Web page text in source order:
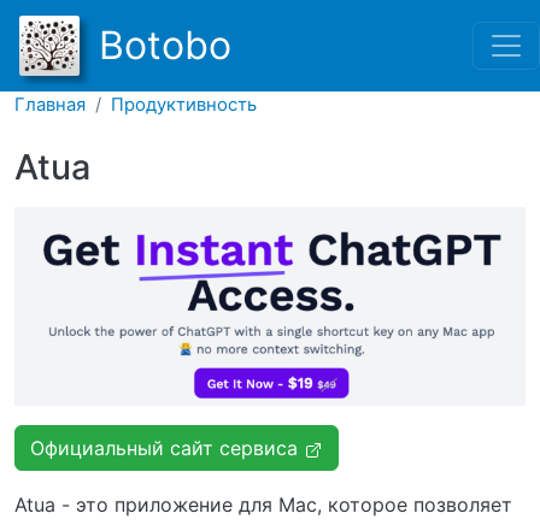
Перейти к основному
Botobo
Главная Продуктивность
Atua
Официальный сайт сервиса
Atua - это приложение для Mac, которое позволяет